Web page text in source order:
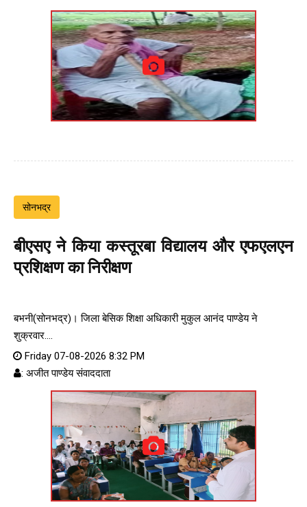
सोनभद्र
बीएसए ने किया कस्तूरबा विद्यालय और एफएलएन
प्रशिक्षण का निरीक्षण
बभनी(सोनभद्र)। जिला बेसिक शिक्षा अधिकारी मुकुल आनंद पाण्डेय ने
शुक्रवार....
Friday 07-08-2026 8:32 PM
: अजीत पाण्डेय संवाददाता